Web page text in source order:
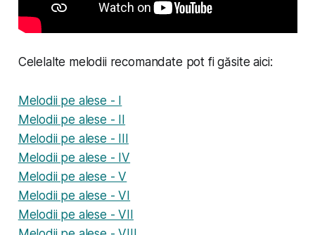
Celelalte melodii recomandate pot fi găsite aici:
Melodii pe alese - I
Melodii pe alese - II
Melodii pe alese - III
Melodii pe alese - IV
Melodii pe alese - V
Melodii pe alese - VI
Melodii pe alese - VII